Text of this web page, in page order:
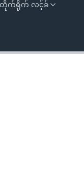
EMBED
တိုက်ရိုက် လင့်ခ်